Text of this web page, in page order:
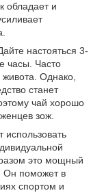
обладает и
настояться 3-
часы. Часто
живота. Однако,
станет
чай хорошо
зож.
использовать
это мощный
Он поможет в
спортом и